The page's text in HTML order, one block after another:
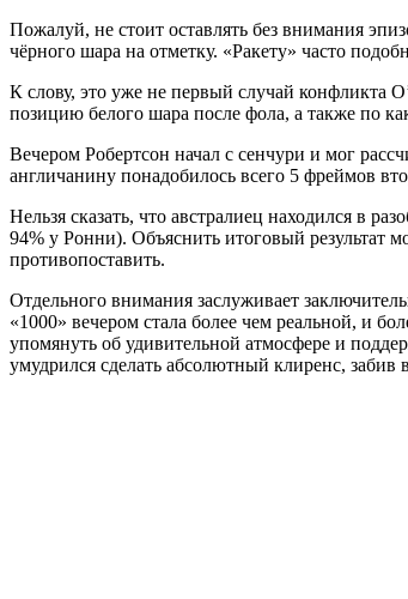
Пожалуй, не стоит оставлять без внимания
чёрного шара на отметку. «Ракету» часто
К слову, это уже не первый случай конфликта
позицию белого шара после фола, а также по
Вечером Робертсон начал с сенчури и мог
англичанину понадобилось всего 5 фреймов
Нельзя сказать, что австралиец находился в
94% у Ронни). Объяснить итоговый результат
противопоставить.
Отдельного внимания заслуживает
«1000» вечером стала более чем реальной, и
упомянуть об удивительной атмосфере и
умудрился сделать абсолютный клиренс,